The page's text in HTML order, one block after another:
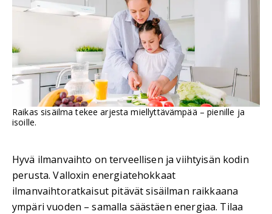
Raikas sisäilma tekee arjesta miellyttävämpää – pienille ja
isoille.
Hyvä ilmanvaihto on terveellisen ja viihtyisän kodin
perusta. Valloxin energiatehokkaat
ilmanvaihtoratkaisut pitävät sisäilman raikkaana
ympäri vuoden – samalla säästäen energiaa. Tilaa